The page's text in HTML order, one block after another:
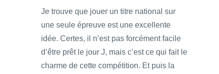
Je trouve que jouer un titre national sur
une seule épreuve est une excellente
idée. Certes, il n’est pas forcément facile
d’être prêt le jour J, mais c’est ce qui fait le
charme de cette compétition. Et puis la